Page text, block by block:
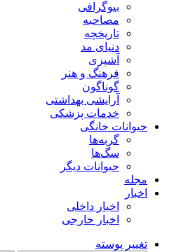
بیوگرافی
مصاحبه
تاریخچه
دنیای مد
آشپزی
فرهنگ و هنر
گوناگون
آرایشی بهداشتی
خدمات پزشکی
حیوانات خانگی
گربه‌ها
سگ‌ها
حیوانات دیگر
مجله
اخبار
اخبار داخلی
اخبار خارجی
تغییر پوسته